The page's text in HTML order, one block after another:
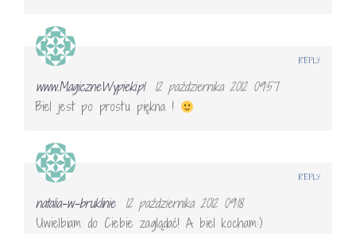
www.MagiczneWypieki.pl
12 października 2012 09:57
Biel jest po prostu piękna !
REPLY
natalia-w-bruklinie
12 października 2012 09:18
Uwielbiam do Ciebie zaglądać! A biel kocham:)
REPLY